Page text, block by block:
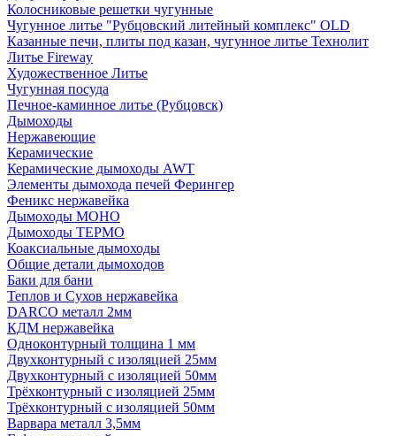
Колосниковые решетки чугунные
Чугунное литье "Рубцовский литейный комплекс" OLD
Казанные печи, плиты под казан, чугунное литье Технолит
Литье Fireway
Художественное Литье
Чугунная посуда
Печное-каминное литье (Рубцовск)
Дымоходы
Нержавеющие
Керамические
Керамические дымоходы AWT
Элементы дымохода печей Ферингер
Феникс нержавейка
Дымоходы МОНО
Дымоходы ТЕРМО
Коаксиальные дымоходы
Общие детали дымоходов
Баки для бани
Теплов и Сухов нержавейка
DARCO металл 2мм
КДМ нержавейка
Одноконтурный толщина 1 мм
Двухконтурный с изоляцией 25мм
Двухконтурный с изоляцией 50мм
Трёхконтурный с изоляцией 25мм
Трёхконтурный с изоляцией 50мм
Варвара металл 3,5мм